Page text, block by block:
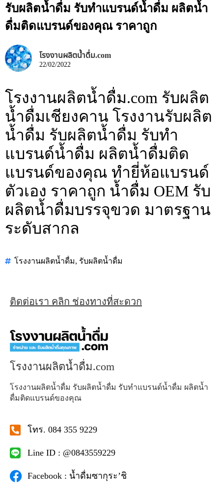
รับผลิตน้ำดื่ม รับทำแบรนด์น้ำดื่ม ผลิตน้ำ
ดื่มติดแบรนด์ของคุณ ราคาถูก
โรงงานผลิตน้ำดื่ม.com
22/02/2022
โรงงานผลิตน้ำดื่ม.com รับผลิต
น้ำดื่มเชียงคาน โรงงานรับผลิต
น้ำดื่ม รับผลิตน้ำดื่ม รับทำ
แบรนด์น้ำดื่ม ผลิตน้ำดื่มติด
แบรนด์ของคุณ ทำยี่ห้อแบรนด์
ตัวเอง ราคาถูก น้ำดื่ม OEM รับ
ผลิตน้ำดื่มบรรจุขวด มาตรฐาน
ระดับสากล
โรงงานผลิตน้ำดื่ม, รับผลิตน้ำดื่ม
ติดต่อเรา คลิก ช่องทางที่สะดวก
โรงงานผลิตน้ำดื่ม.com
โรงงานผลิตน้ำดื่ม รับผลิตน้ำดื่ม รับทำแบรนด์น้ำดื่ม ผลิตน้ำ
ดื่มติดแบรนด์ของคุณ
โทร. 084 355 9229
Line ID : @0843559229
Facebook : น้ำดื่มซากุระ’ชิ